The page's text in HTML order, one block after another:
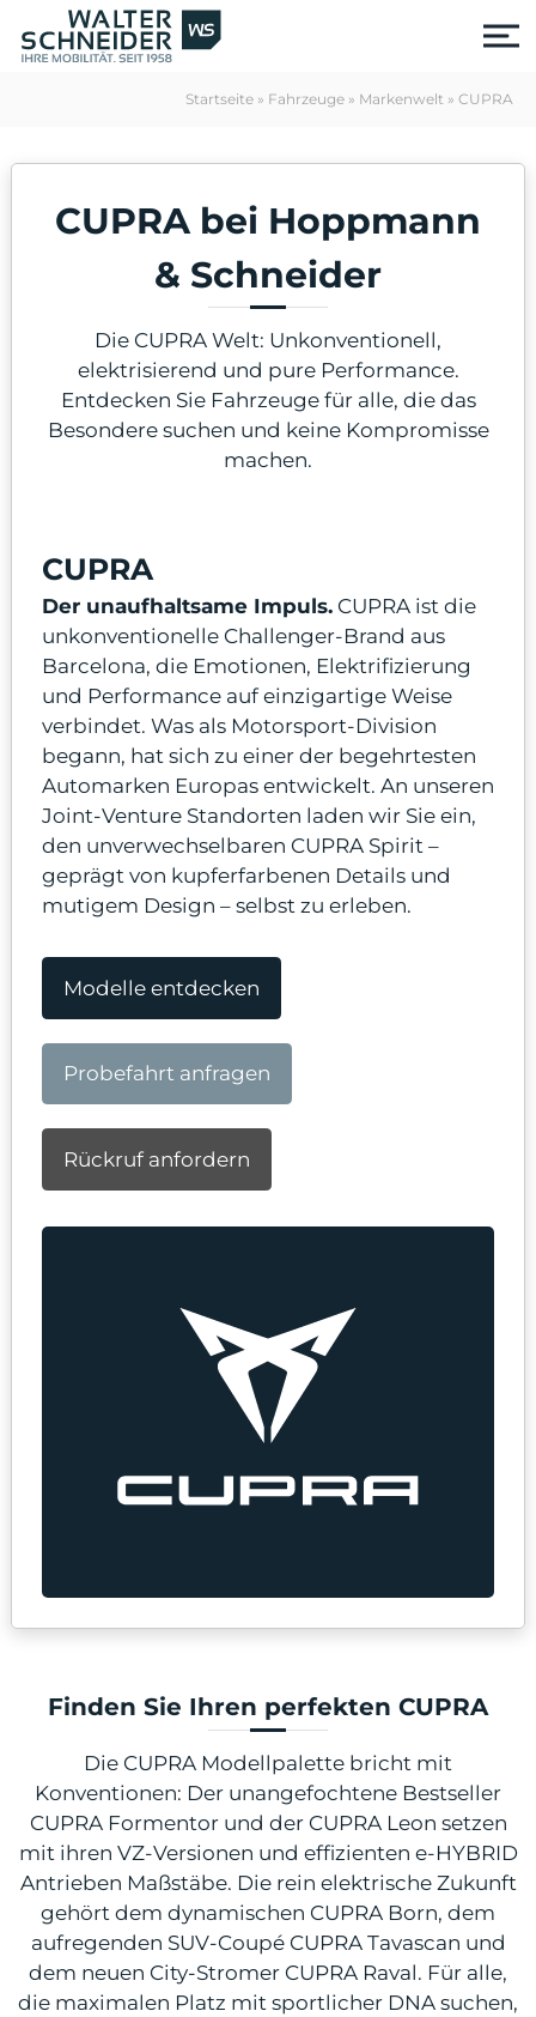
Startseite » Fahrzeuge » Markenwelt »CUPRA
CUPRA bei Hoppmann
& Schneider
Die CUPRA Welt: Unkonventionell,
elektrisierend und pure Performance.
Entdecken Sie Fahrzeuge für alle, die das
Besondere suchen und keine Kompromisse
machen.
CUPRA
Der unaufhaltsame Impuls.CUPRA ist die
unkonventionelle Challenger-Brand aus
Barcelona, die Emotionen, Elektrifizierung
und Performance auf einzigartige Weise
verbindet. Was als Motorsport-Division
begann, hat sich zu einer der begehrtesten
Automarken Europas entwickelt. An unseren
Joint-Venture Standorten laden wir Sie ein,
den unverwechselbaren CUPRA Spirit –
geprägt von kupferfarbenen Details und
mutigem Design – selbst zu erleben.
Modelle entdecken
Probefahrt anfragen
Rückruf anfordern
Finden Sie Ihren perfekten CUPRA
Die CUPRA Modellpalette bricht mit
Konventionen: Der unangefochtene Bestseller
CUPRA Formentor und der CUPRA Leon setzen
mit ihren VZ-Versionen und effizienten e-HYBRID
Antrieben Maßstäbe. Die rein elektrische Zukunft
gehört dem dynamischen CUPRA Born, dem
aufregenden SUV-Coupé CUPRA Tavascan und
dem neuen City-Stromer CUPRA Raval. Für alle,
die maximalen Platz mit sportlicher DNA suchen,